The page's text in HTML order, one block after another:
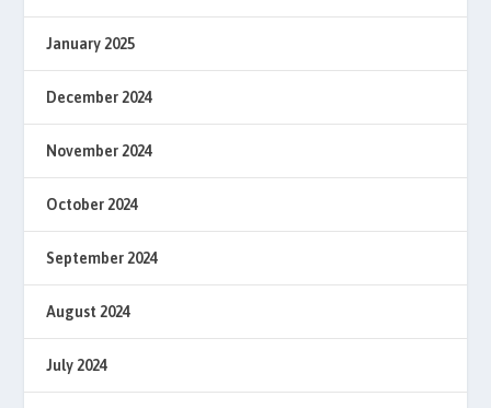
January 2025
December 2024
November 2024
October 2024
September 2024
August 2024
July 2024